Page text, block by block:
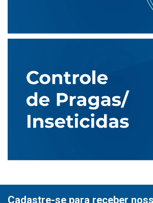
Cadastre-se para receber